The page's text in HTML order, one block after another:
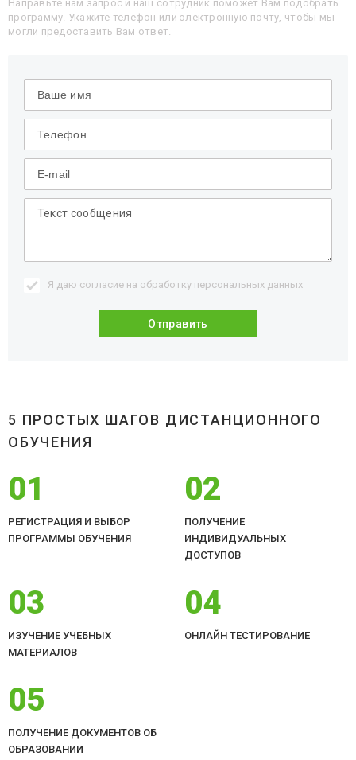
Направьте нам запрос и наш сотрудник поможет Вам подобрать
программу. Укажите телефон или электронную почту, чтобы мы
могли предоставить Вам ответ.
Я даю согласие на обработку персональных данных
5 ПРОСТЫХ ШАГОВ ДИСТАНЦИОННОГО
ОБУЧЕНИЯ
01
РЕГИСТРАЦИЯ И ВЫБОР
ПРОГРАММЫ ОБУЧЕНИЯ
02
ПОЛУЧЕНИЕ
ИНДИВИДУАЛЬНЫХ
ДОСТУПОВ
03
ИЗУЧЕНИЕ УЧЕБНЫХ
МАТЕРИАЛОВ
04
ОНЛАЙН ТЕСТИРОВАНИЕ
05
ПОЛУЧЕНИЕ ДОКУМЕНТОВ ОБ
ОБРАЗОВАНИИ